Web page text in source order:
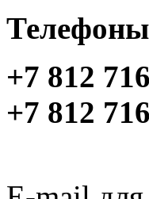
Телефоны
+7 812
+7 812